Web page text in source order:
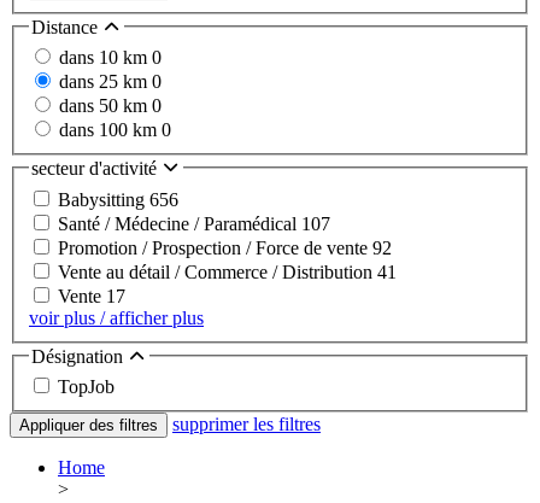
Distance
dans 10 km 0
dans 25 km 0
dans 50 km 0
dans 100 km 0
secteur d'activité
Babysitting 656
Santé / Médecine / Paramédical 107
Promotion / Prospection / Force de vente 92
Vente au détail / Commerce / Distribution 41
Vente 17
voir plus / afficher plus
Désignation
TopJob
Appliquer des filtres supprimer les filtres
Home
>